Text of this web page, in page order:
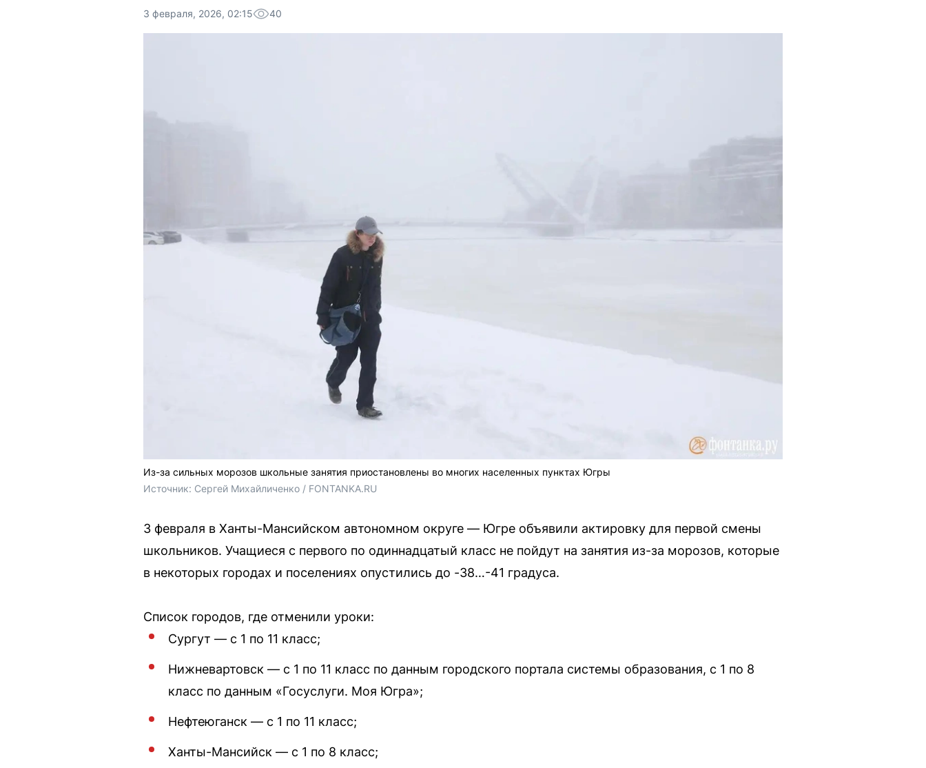
3 февраля, 2026, 02:15 40
Из-за сильных морозов школьные занятия приостановлены во многих населенных пунктах Югры
Источник: Сергей Михайличенко / FONTANKA.RU
3 февраля в Ханты-Мансийском автономном округе — Югре объявили актировку для первой смены
школьников. Учащиеся с первого по одиннадцатый класс не пойдут на занятия из-за морозов, которые
в некоторых городах и поселениях опустились до -38…-41 градуса.
Список городов, где отменили уроки:
Сургут — с 1 по 11 класс;
Нижневартовск — с 1 по 11 класс по данным городского портала системы образования, с 1 по 8
класс по данным «Госуслуги. Моя Югра»;
Нефтеюганск — с 1 по 11 класс;
Ханты-Мансийск — с 1 по 8 класс;